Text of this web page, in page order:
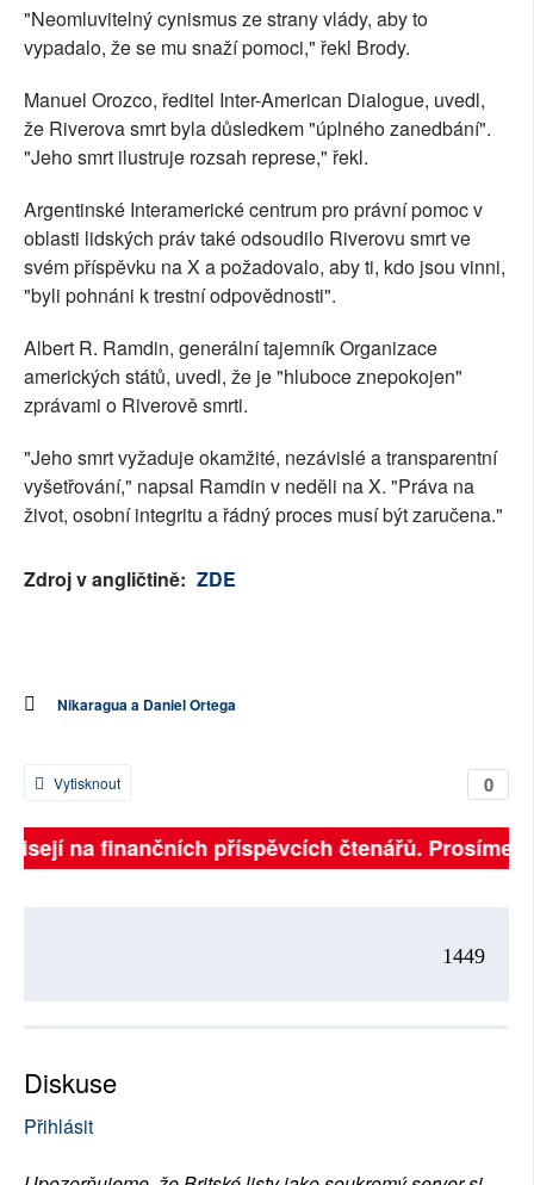
"Neomluvitelný cynismus ze strany vlády, aby to
vypadalo, že se mu snaží pomoci," řekl Brody.
Manuel Orozco, ředitel Inter-American Dialogue, uvedl,
že Riverova smrt byla důsledkem "úplného zanedbání".
"Jeho smrt ilustruje rozsah represe," řekl.
Argentinské Interamerické centrum pro právní pomoc v
oblasti lidských práv také odsoudilo Riverovu smrt ve
svém příspěvku na X a požadovalo, aby ti, kdo jsou vinni,
"byli pohnáni k trestní odpovědnosti".
Albert R. Ramdin, generální tajemník Organizace
amerických států, uvedl, že je "hluboce znepokojen"
zprávami o Riverově smrti.
"Jeho smrt vyžaduje okamžité, nezávislé a transparentní
vyšetřování," napsal Ramdin v neděli na X. "Práva na
život, osobní integritu a řádný proces musí být zaručena."
Zdroj v angličtině: ZDE
Nikaragua a Daniel Ortega
0
Vytisknout
na finančních příspěvcích čtenářů. Prosíme,
1449
Diskuse
Přihlásit